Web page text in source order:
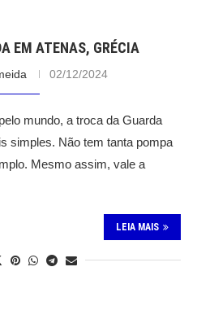
EM ATENAS, GRÉCIA
02/12/2024
mundo, a troca da Guarda
simples. Não tem tanta pompa
Mesmo assim, vale a
LEIA MAIS